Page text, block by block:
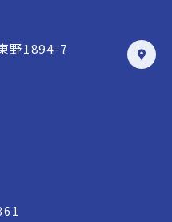
野1894-7